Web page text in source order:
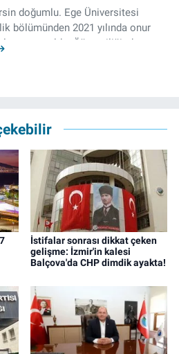
doğumlu. Ege Üniversitesi
bölümünden 2021 yılında onur
mezun oldu. Öğrenciliğinde
dışında kapatılana kadar Artı TV
TV Ankara bürolarında editör ve
İstifalar sonrası dikkat çeken
gelişme: İzmir'in kalesi
Balçova'da CHP dimdik ayakta!